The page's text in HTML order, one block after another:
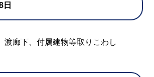
日
渡廊下、付属建物等取りこわし